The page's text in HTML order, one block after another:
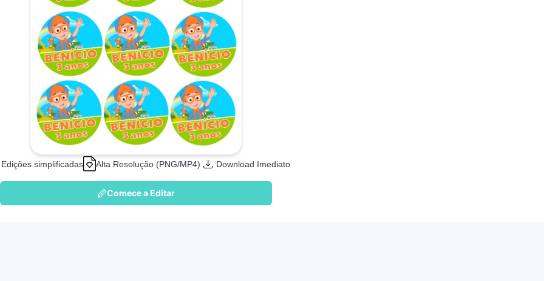
Edições simplificadas Alta Resolução (PNG/MP4) Download Imediato
Comece a Editar